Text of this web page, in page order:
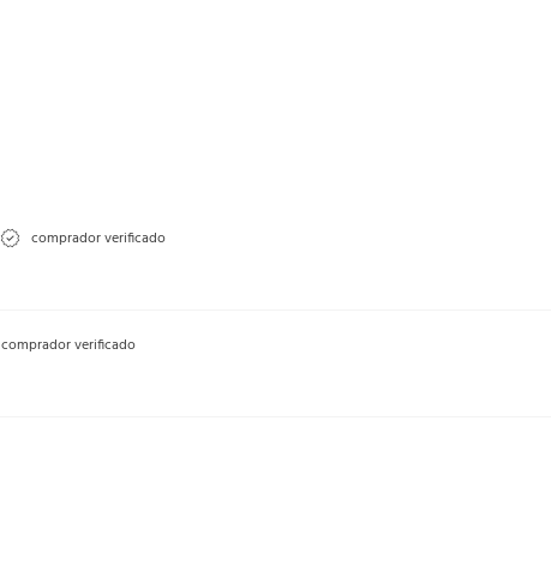
comprador verificado
comprador verificado